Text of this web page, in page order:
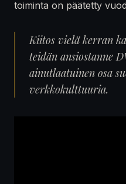
toiminta on päätetty
Kiitos vielä kerran
teidän ansiostanne
ainutlaatuinen osa
verkkokulttuuria.